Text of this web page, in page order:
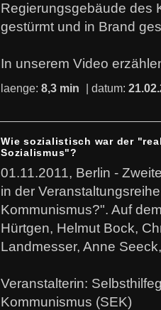
Regierungsgebäude des
gestürmt und in Brand
In unserem Video
laenge: 8,3 min | datum:
Wie sozialistisch war der
Sozialismus"?
01.11.2011, Berlin -
in der
Kommunismus?". Auf
Hürtgen, Helmut Bock,
Landmesser, Anne
Veranstalterin:
Kommunismus (SEK)